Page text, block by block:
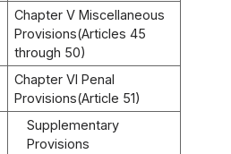
Chapter V Miscellaneous
Provisions(Articles 45
through 50)
Chapter VI Penal
Provisions(Article 51)
Supplementary
Provisions